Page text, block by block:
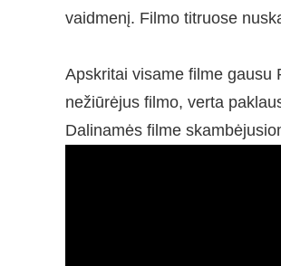
vaidmenį. Filmo titruose
Apskritai visame filme gausu
nežiūrėjus filmo, verta
Dalinamės filme